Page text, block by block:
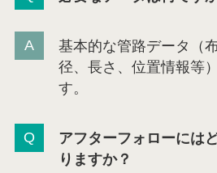
基本的な管路データ（
径、長さ、位置情報等
す。
アフターフォローには
りますか？